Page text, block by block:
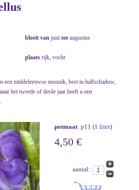
bloeit van juni tot augustus
plaats rijk, vocht
een middeleeuwse monnik, best in halfschaduw,
het tweede of derde jaar heeft u een
potmaat: p11 (1 liter)
4,50 €
aantal: